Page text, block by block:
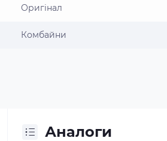
Оригінал
Комбайни
Аналоги